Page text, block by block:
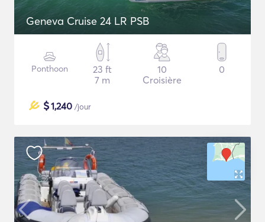
Geneva Cruise 24 LR PSB
Ponthoon
23 ft
7 m
10
Croisière
0
$1,240 /jour